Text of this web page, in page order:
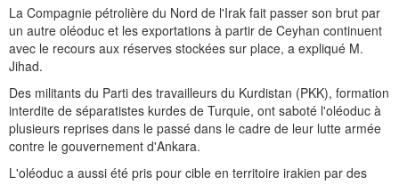
La Compagnie pétrolière du Nord de l'Irak fait passer son brut par
un autre oléoduc et les exportations à partir de Ceyhan continuent
avec le recours aux réserves stockées sur place, a expliqué M.
Jihad.
Des militants du Parti des travailleurs du Kurdistan (PKK), formation
interdite de séparatistes kurdes de Turquie, ont saboté l'oléoduc à
plusieurs reprises dans le passé dans le cadre de leur lutte armée
contre le gouvernement d'Ankara.
L'oléoduc a aussi été pris pour cible en territoire irakien par des